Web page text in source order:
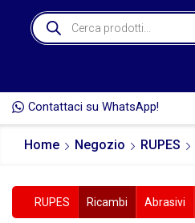
Contattaci su WhatsApp!
Home Negozio RUPES
RUPES Ricambi Abrasivi